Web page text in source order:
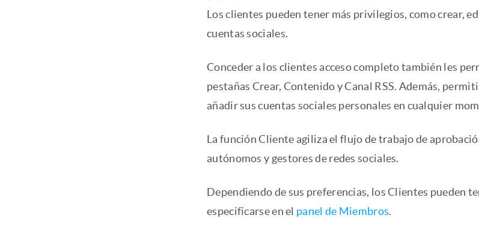
Los clientes pueden tener más privilegios, como crear,
cuentas sociales.
Conceder a los clientes acceso completo también les
pestañas Crear, Contenido y Canal RSS. Además,
añadir sus cuentas sociales personales en cualquier
La función Cliente agiliza el flujo de trabajo de
autónomos y gestores de redes sociales.
Dependiendo de sus preferencias, los Clientes pueden
especificarse en el panel de Miembros.